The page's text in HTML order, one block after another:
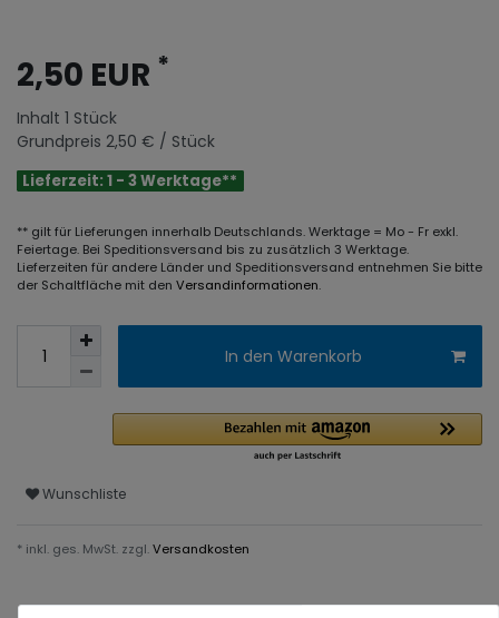
2,50 EUR *
Inhalt 1 Stück
Grundpreis 2,50 € / Stück
Lieferzeit: 1 - 3 Werktage**
** gilt für Lieferungen innerhalb Deutschlands. Werktage = Mo - Fr exkl.
Feiertage. Bei Speditionsversand bis zu zusätzlich 3 Werktage.
Lieferzeiten für andere Länder und Speditionsversand entnehmen Sie bitte
der Schaltfläche mit den Versandinformationen.
In den Warenkorb
Wunschliste
* inkl. ges. MwSt. zzgl.Versandkosten